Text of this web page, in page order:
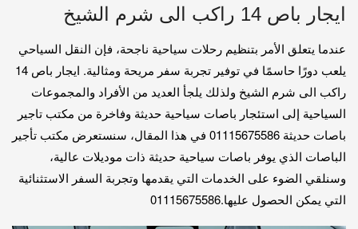
ايجار باص 14 راكب الى شرم الشيخ
عندما يتعلق الأمر بتنظيم رحلات سياحية ناجحة، فإن النقل السياحي
يلعب دورًا حاسمًا في توفير تجربة سفر مريحة ومثالية. ايجار باص 14
راكب الى شرم الشيخ ولذلك يلجأ العديد من الأفراد والمجموعات
السياحية إلى استئجار باصات سياحية حديثة وفاخرة من مكتب تاجير
باصات حديثة 01115675586 في هذا المقال، سنستعرض مكتب تأجير
الباصات الذي يوفر باصات سياحية حديثة ذات موديلات عالية،
وسنلقي الضوء على الخدمات التي يقدمها وتجربة السفر الاستثنائية
التي يمكن الحصول عليها.01115675586